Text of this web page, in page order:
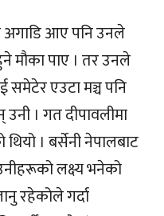
अगाडि आए पनि उनले
मौका पाए । तर उनले
समेटेर एउटा मञ्च पनि
। गत दीपावलीमा
। बर्सेनी नेपालबाट
उनीहरूको लक्ष्य भनेको
रहेकोले गर्दा